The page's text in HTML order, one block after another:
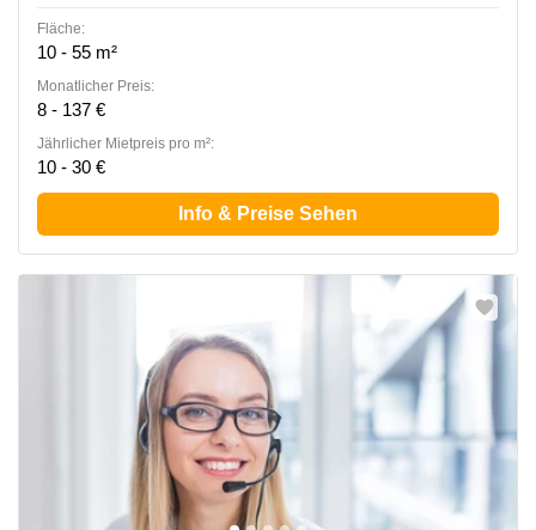
Fläche:
10 - 55 m²
Monatlicher Preis:
8 - 137 €
Jährlicher Mietpreis pro m²:
10 - 30 €
Info & Preise Sehen